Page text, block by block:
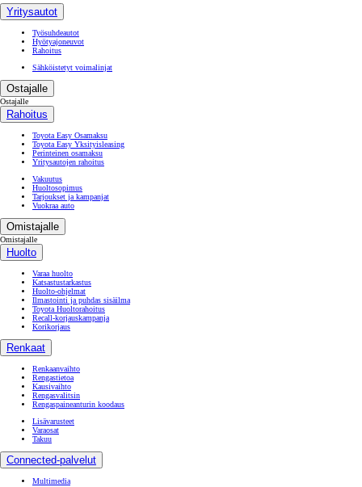
Yritysautot
Työsuhdeautot
Hyötyajoneuvot
Rahoitus
Sähköistetyt voimalinjat
Ostajalle
Ostajalle
Rahoitus
Toyota Easy Osamaksu
Toyota Easy Yksityisleasing
Perinteinen osamaksu
Yritysautojen rahoitus
Vakuutus
Huoltosopimus
Tarjoukset ja kampanjat
Vuokraa auto
Omistajalle
Omistajalle
Huolto
Varaa huolto
Katsastustarkastus
Huolto-ohjelmat
Ilmastointi ja puhdas sisäilma
Toyota Huoltorahoitus
Recall-korjauskampanja
Korikorjaus
Renkaat
Renkaanvaihto
Rengastietoa
Kausivaihto
Rengasvalitsin
Rengaspaineanturin koodaus
Lisävarusteet
Varaosat
Takuu
Connected-palvelut
Multimedia